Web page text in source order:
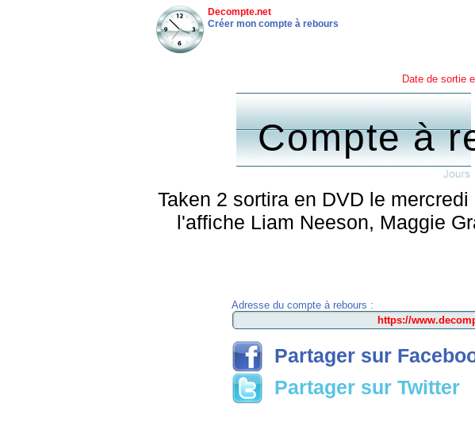
Decompte.net
Créer mon compte à rebours
Date de sortie
Compte à
Taken 2 sortira en DVD le
l'affiche Liam Neeson, Maggie
Adresse du compte à rebours :
Partager sur
Partager sur Twitter